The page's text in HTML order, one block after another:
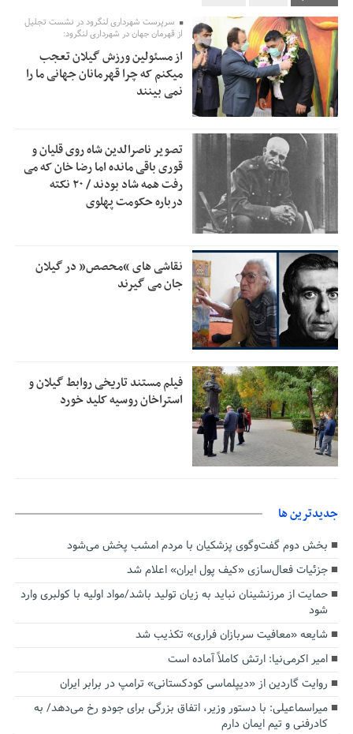
0:58
تسهیلات اشتغالزایی در اختیار نهادهای حمایتی باید براساس
اولویت‌های گیلان پرداخت شود
2:53
زمان جلسه سرنوشت‌ساز هیات رئیسه فدراسیون فوتبال با حضور
قلعه‌نویی مشخص شد
2:50
دفتر رهبر انقلاب: مطالب خارج از مراجع رسمی فاقد سندیت
2:46
بقائی: فضای مذاکرات فنی و سیاسی ایران و عمان درباره تنگه
هرمز، مثبت است
رئیس سازمان جهاد کشاورزی استان: کشاورزان گیلان نسبت به
دریافت یارانه کود اقدام کنند
1:00 تمدید مهلت اظهارنامه‌های مالیاتی سال ۱۴۰۴ تا پایان شهریورماه
سرپرست شهرداری لنگرود در نشست تجلیل
از قهرمان جهان در شهرداری لنگرود:
از مسئولین ورزش گیلان تعجب
میکنم که چرا قهرمانان جهانی ما را
نمی بینند
تصویر ناصرالدین شاه روی قلیان و
قوری باقی مانده اما رضا خان که می
رفت همه شاد بودند / ۲۰ نکته
درباره حکومت پهلوی
نقاشی های “محصص” در گیلان
جان می گیرند
فیلم مستند تاریخی روابط گیلان و
استراخان روسیه کلید خورد
جديدترين ها
بخش دوم گفت‌وگوی پزشکیان با مردم امشب پخش می‌شود
جزئیات فعال‌سازی «کیف پول ایران» اعلام شد
حمایت از مرزنشینان نباید به زیان تولید باشد/مواد اولیه با کولبری وارد
شود
شایعه «معافیت سربازان فراری» تکذیب شد
امیر اکرمی‌نیا: ارتش کاملاً آماده است
روایت گاردین از «دیپلماسی کودکستانی» ترامپ در برابر ایران
میراسماعیلی: با دستور وزیر، اتفاق بزرگی برای جودو رخ می‌دهد/ به
کادرفنی و تیم ایمان دارم